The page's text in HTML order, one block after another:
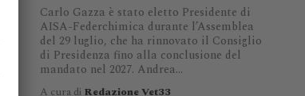
Carlo Gazza è stato eletto Presidente di
AISA-Federchimica durante l’Assemblea
del 29 luglio, che ha rinnovato il Consiglio
di Presidenza fino alla conclusione del
mandato nel 2027. Andrea...
A cura di Redazione Vet33